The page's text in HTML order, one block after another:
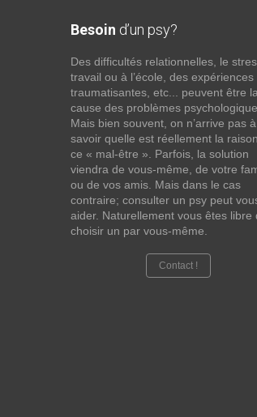
Besoin d’un psy?
Des difficultés relationnelles, le
travail ou à l’école, des expériences
traumatisantes, etc... peuvent être la
cause des problèmes
Mais bien souvent, on n’arrive pas à
savoir quelle est réellement la
ce « mal-être ». Parfois, la solution
viendra de vous-même, de votre
ou de vos amis. Mais dans le cas
contraire; consulter un psy peut
aider. Naturellement vous êtes libre
choisir un par vous-même.
Contact !